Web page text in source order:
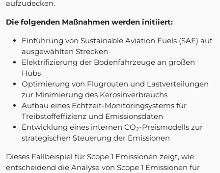
aufzudecken.
Die folgenden Maßnahmen werden initiiert:
Einführung von Sustainable Aviation Fuels (SAF) auf
ausgewählten Strecken
Elektrifizierung der Bodenfahrzeuge an großen
Hubs
Optimierung von Flugrouten und Lastverteilungen
zur Minimierung des Kerosinverbrauchs
Aufbau eines Echtzeit-Monitoringsystems für
Treibstoffeffizienz und Emissionsdaten
Entwicklung eines internen CO₂-Preismodells zur
strategischen Steuerung der Emissionen
Dieses Fallbeispiel für Scope 1 Emissionen zeigt, wie
entscheidend die Analyse von Scope 1 Emissionen für